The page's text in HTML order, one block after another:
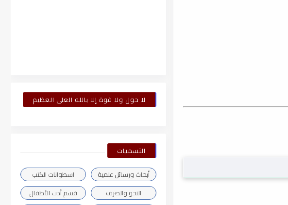
لا حول ولا قوة إلا بالله العلى العظيم
التسميات
أبحاث ورسائل علمية
اسطوانات الكتب
النحو والصرف
قسم أدب الأطفال